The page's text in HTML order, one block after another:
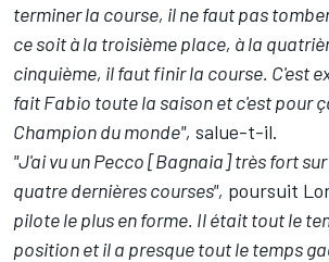
terminer la course, il ne faut pas
ce soit à la troisième place, à la
cinquième, il faut finir la course. C'est
fait Fabio toute la saison et c'est pour
Champion du monde", salue-t-il.
"J'ai vu un Pecco [Bagnaia] très fort
quatre dernières courses", poursuit
pilote le plus en forme. Il était tout le
position et il a presque tout le temps